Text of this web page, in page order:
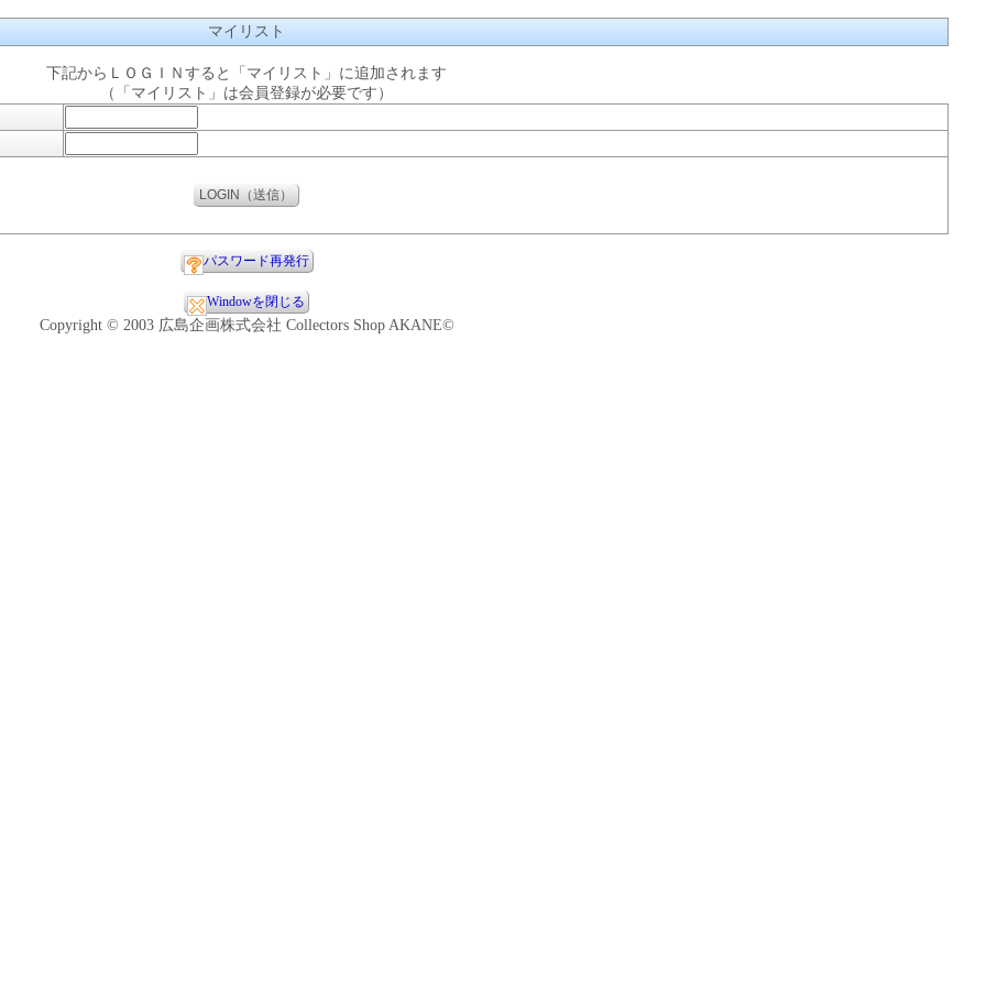
マイリスト
下記からＬＯＧＩＮすると「マイリスト」に追加されます
（「マイリスト」は会員登録が必要です）
パスワード再発行
Windowを閉じる
Copyright © 2003 広島企画株式会社 Collectors Shop AKANE©